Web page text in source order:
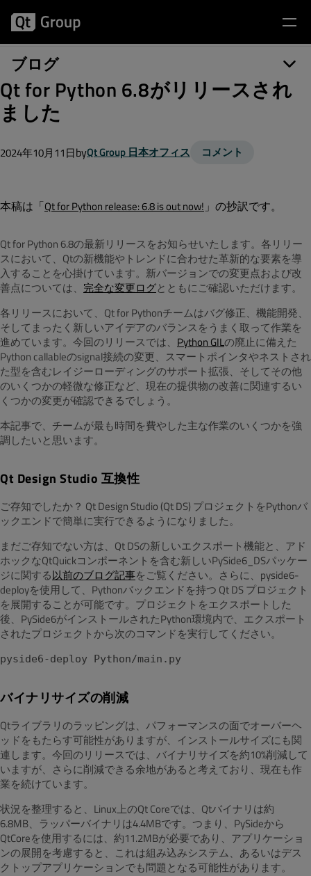
ブログ
Qt for Python 6.8がリリースされ
ました
2024年10月11日byQt Group 日本オフィス コメント
本稿は「Qt for Python release: 6.8 is out now! 」の抄訳です。
Qt for Python 6.8の最新リリースをお知らせいたします。各リリー
スにおいて、Qtの新機能やトレンドに合わせた革新的な要素を導
入することを心掛けています。新バージョンでの変更点および改
善点については、 完全な変更ログとともにご確認いただけます。
各リリースにおいて、Qt for Pythonチームはバグ修正、機能開発、
そしてまったく新しいアイデアのバランスをうまく取って作業を
進めています。今回のリリースでは、 Python GILの廃止に備えた
Python callableのsignal接続の変更、スマートポインタやネストされ
た型を含むレイジーローディングのサポート拡張、そしてその他
のいくつかの軽微な修正など、現在の提供物の改善に関連するい
くつかの変更が確認できるでしょう。
本記事で、チームが最も時間を費やした主な作業のいくつかを強
調したいと思います。
Qt Design Studio 互換性
ご存知でしたか？ Qt Design Studio (Qt DS) プロジェクトをPythonバ
ックエンドで簡単に実行できるようになりました。
まだご存知でない方は、Qt DSの新しいエクスポート機能と、アド
ホックなQtQuickコンポーネントを含む新しいPySide6_DSパッケー
ジに関する以前のブログ記事をご覧ください。さらに、pyside6-
deployを使用して、Pythonバックエンドを持つ Qt DS プロジェクト
を展開することが可能です。プロジェクトをエクスポートした
後、PySide6がインストールされたPython環境内で、エクスポート
されたプロジェクトから次のコマンドを実行してください。
pyside6-deploy Python/main.py
バイナリサイズの削減
Qtライブラリのラッピングは、パフォーマンスの面でオーバーヘ
ッドをもたらす可能性がありますが、インストールサイズにも関
連します。今回のリリースでは、バイナリサイズを約10%削減して
いますが、さらに削減できる余地があると考えており、現在も作
業を続けています。
状況を整理すると、Linux上のQt Coreでは、Qtバイナリは約
6.8MB、ラッパーバイナリは4.4MBです。つまり、PySideから
QtCoreを使用するには、約11.2MBが必要であり、アプリケーショ
ンの展開を考慮すると、これは組み込みシステム、あるいはデス
クトップアプリケーションでも問題となる可能性があります。